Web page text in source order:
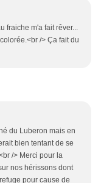
fraiche m'a fait rêver...
/> Ça fait du
du Luberon mais en
bien tentant de se
/> Merci pour la
nos hérissons dont
pour cause de